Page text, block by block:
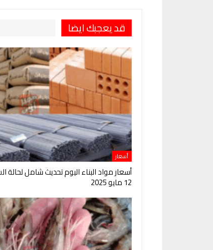
قد يعجبك ايضا
أسعار
أسعار مواد البناء اليوم تحديث شامل
12 مايو 2025